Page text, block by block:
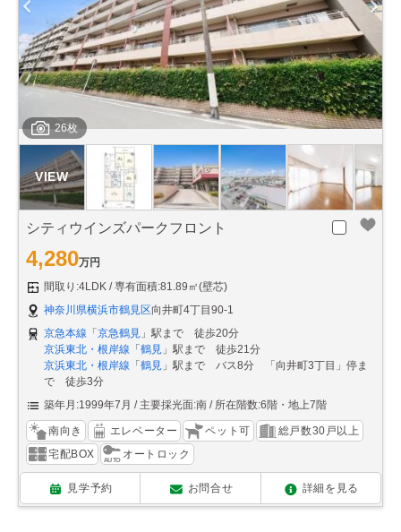
26枚
シティウインズパークフロント
4,280万円
間取り:4LDK
専有面積:81.89㎡(壁芯)
神奈川県横浜市鶴見区向井町4丁目90-1
京急本線 「京急鶴見 」駅まで 徒歩20分
京浜東北・根岸線 「鶴見 」駅まで 徒歩21分
京浜東北・根岸線 「鶴見 」駅まで バス8分 「向井町3丁目」停ま
で 徒歩3分
築年月:1999年7月
主要採光面:南 所在階数:6階・地上7階
南向き エレベーター ペット可
総戸数30戸以上
宅配BOX
オートロック
見学予約 お問合せ 詳細を見る